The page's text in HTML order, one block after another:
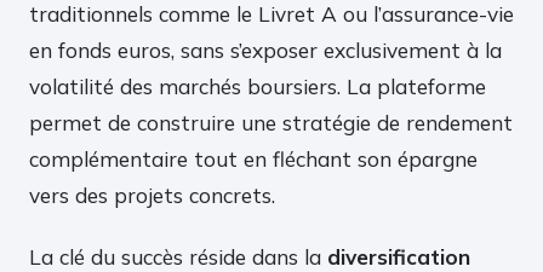
traditionnels comme le Livret A ou l’assurance-vie
en fonds euros, sans s’exposer exclusivement à la
volatilité des marchés boursiers. La plateforme
permet de construire une stratégie de rendement
complémentaire tout en fléchant son épargne
vers des projets concrets.
La clé du succès réside dans la diversification